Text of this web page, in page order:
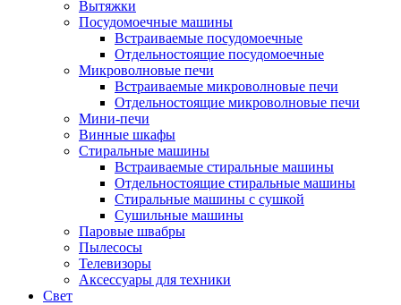
Вытяжки
Посудомоечные машины
Встраиваемые посудомоечные
Отдельностоящие посудомоечные
Микроволновые печи
Встраиваемые микроволновые печи
Отдельностоящие микроволновые печи
Мини-печи
Винные шкафы
Стиральные машины
Встраиваемые стиральные машины
Отдельностоящие стиральные машины
Стиральные машины с сушкой
Сушильные машины
Паровые швабры
Пылесосы
Телевизоры
Аксессуары для техники
Свет